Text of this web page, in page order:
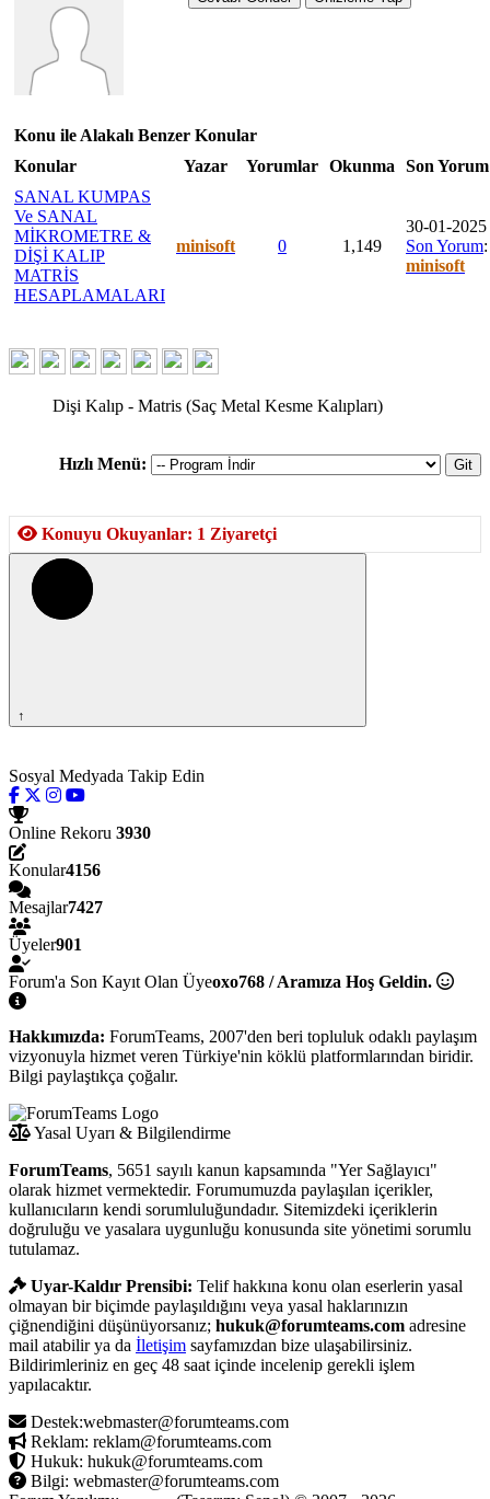
Konu ile Alakalı Benzer Konular
Konular
Yazar Yorumlar Okunma
Son Yorum
SANAL KUMPAS
Ve SANAL
MİKROMETRE &
DİŞİ KALIP
MATRİS
HESAPLAMALARI
minisoft 0 1,149
30-01-2025
Son Yorum:
minisoft
Dişi Kalıp - Matris (Saç Metal Kesme Kalıpları)
Hızlı Menü:
Konuyu Okuyanlar: 1 Ziyaretçi
↑
Sosyal Medyada Takip Edin
Online Rekoru 3930
Konular4156
Mesajlar7427
Üyeler901
Forum'a Son Kayıt Olan Üyeoxo768 / Aramıza Hoş Geldin.
Hakkımızda: ForumTeams, 2007'den beri topluluk odaklı paylaşım
vizyonuyla hizmet veren Türkiye'nin köklü platformlarından biridir.
Bilgi paylaştıkça çoğalır.
Yasal Uyarı & Bilgilendirme
ForumTeams, 5651 sayılı kanun kapsamında "Yer Sağlayıcı"
olarak hizmet vermektedir. Forumumuzda paylaşılan içerikler,
kullanıcıların kendi sorumluluğundadır. Sitemizdeki içeriklerin
doğruluğu ve yasalara uygunluğu konusunda site yönetimi sorumlu
tutulamaz.
Uyar-Kaldır Prensibi: Telif hakkına konu olan eserlerin yasal
olmayan bir biçimde paylaşıldığını veya yasal haklarınızın
çiğnendiğini düşünüyorsanız; hukuk@forumteams.com adresine
mail atabilir ya da İletişim sayfamızdan bize ulaşabilirsiniz.
Bildirimleriniz en geç 48 saat içinde incelenip gerekli işlem
yapılacaktır.
Destek:webmaster@forumteams.com
Reklam: reklam@forumteams.com
Hukuk: hukuk@forumteams.com
Bilgi: webmaster@forumteams.com